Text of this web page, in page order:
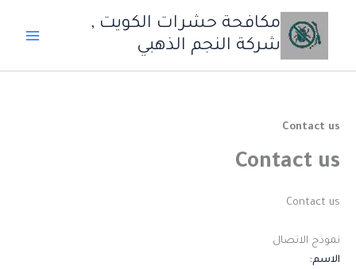
المحتوى
مكافحة حشرات الكويت ,
شركة النجم الذهبي
Contact us
Contact us
Contact us
نموذج الاتصال
الاسم: